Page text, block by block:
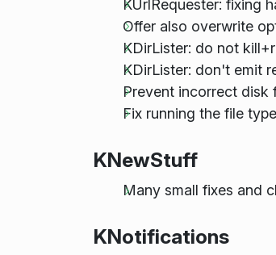
KUrlRequester: fixing
Offer also overwrite
KDirLister: do not
KDirLister: don't emit
Prevent incorrect disk
Fix running the file
KNewStuff
Many small fixes and
KNotifications